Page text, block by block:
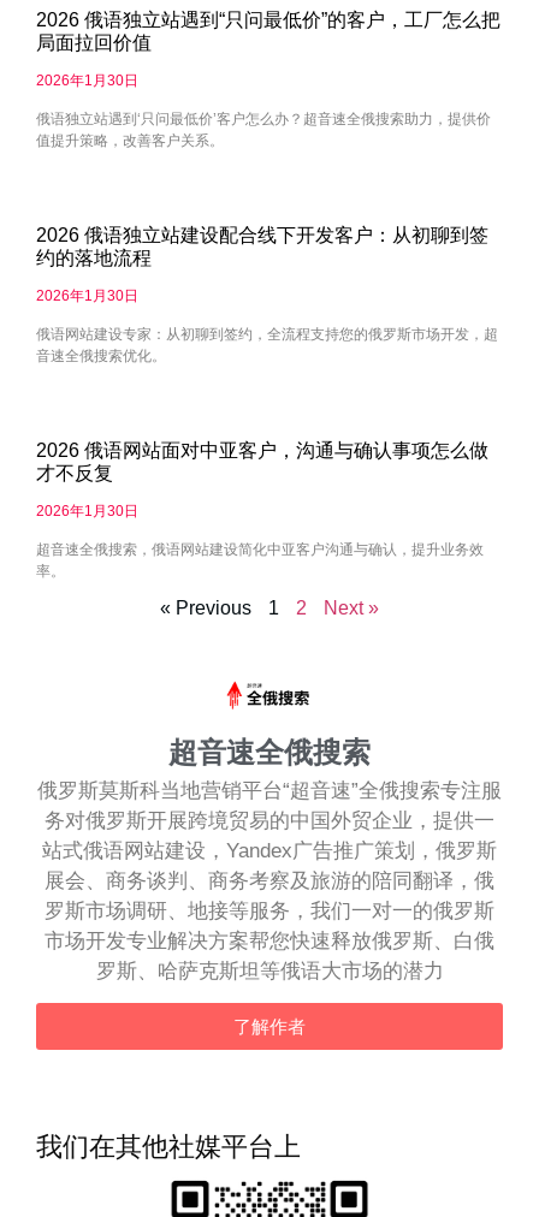
2026 俄语独立站遇到“只问最低价”的客户，工厂怎么把
局面拉回价值
2026年1月30日
俄语独立站遇到‘只问最低价’客户怎么办？超音速全俄搜索助力，提供价
值提升策略，改善客户关系。
2026 俄语独立站建设配合线下开发客户：从初聊到签
约的落地流程
2026年1月30日
俄语网站建设专家：从初聊到签约，全流程支持您的俄罗斯市场开发，超
音速全俄搜索优化。
2026 俄语网站面对中亚客户，沟通与确认事项怎么做
才不反复
2026年1月30日
超音速全俄搜索，俄语网站建设简化中亚客户沟通与确认，提升业务效
率。
« Previous 1 2 Next »
超音速全俄搜索
俄罗斯莫斯科当地营销平台“超音速”全俄搜索专注服
务对俄罗斯开展跨境贸易的中国外贸企业，提供一
站式俄语网站建设，Yandex广告推广策划，俄罗斯
展会、商务谈判、商务考察及旅游的陪同翻译，俄
罗斯市场调研、地接等服务，我们一对一的俄罗斯
市场开发专业解决方案帮您快速释放俄罗斯、白俄
罗斯、哈萨克斯坦等俄语大市场的潜力
了解作者
我们在其他社媒平台上